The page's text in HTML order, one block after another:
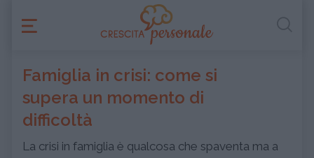
Famiglia in crisi: come si
supera un momento di
difficoltà
La crisi in famiglia è qualcosa che spaventa ma a